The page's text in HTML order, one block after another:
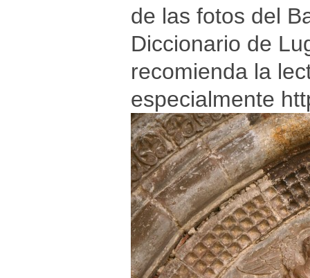
de las fotos del
Diccionario de
recomienda la
especialmente